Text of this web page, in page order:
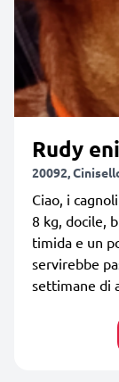
Rudy
20092,
Ciao, i
8 kg, docile,
timida e un
servirebbe
settimane di